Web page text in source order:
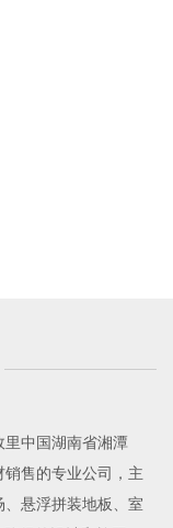
里中国湖南省湘潭
售的专业公司，主
悬浮拼装地板、室